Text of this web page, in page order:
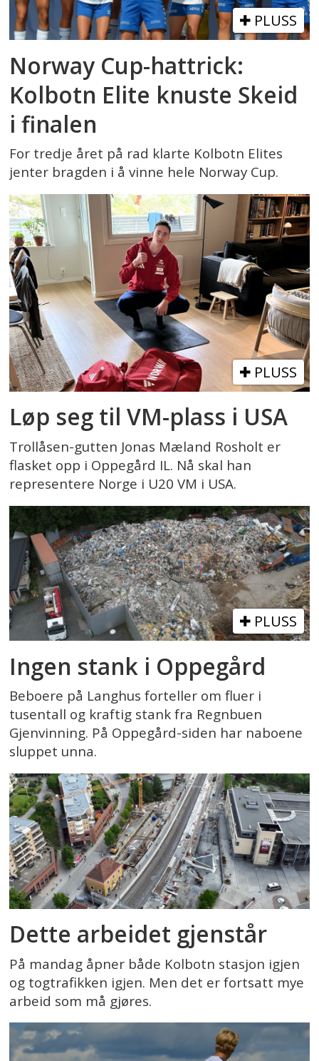
PLUSS
Norway Cup-hattrick:
Kolbotn Elite knuste Skeid
i finalen
For tredje året på rad klarte Kolbotn Elites
jenter bragden i å vinne hele Norway Cup.
PLUSS
Løp seg til VM-plass i USA
Trollåsen-gutten Jonas Mæland Rosholt er
flasket opp i Oppegård IL. Nå skal han
representere Norge i U20 VM i USA.
PLUSS
Ingen stank i Oppegård
Beboere på Langhus forteller om fluer i
tusentall og kraftig stank fra Regnbuen
Gjenvinning. På Oppegård-siden har naboene
sluppet unna.
Dette arbeidet gjenstår
På mandag åpner både Kolbotn stasjon igjen
og togtrafikken igjen. Men det er fortsatt mye
arbeid som må gjøres.